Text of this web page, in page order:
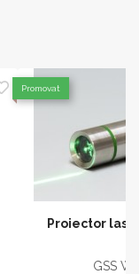
Proiector
GSS
Promovat